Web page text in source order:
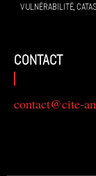
VULNÉRABILITÉ,
contact
contact@cite-